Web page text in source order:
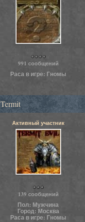
991 сообщений
Раса в игре: Гномы
Termit
Активный участник
139 сообщений
Пол: Мужчина
Город: Москва
Раса в игре: Гномы